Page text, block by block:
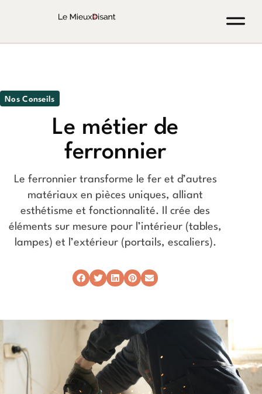
Nos Conseils
Le métier de
ferronnier
Le ferronnier transforme le fer et d’autres
matériaux en pièces uniques, alliant
esthétisme et fonctionnalité. Il crée des
éléments sur mesure pour l’intérieur (tables,
lampes) et l’extérieur (portails, escaliers).